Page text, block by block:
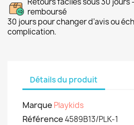
remboursé
30 jours pour changer d’avis ou
complication.
Détails du produit
Marque Playkids
Référence4589B13/PLK-1